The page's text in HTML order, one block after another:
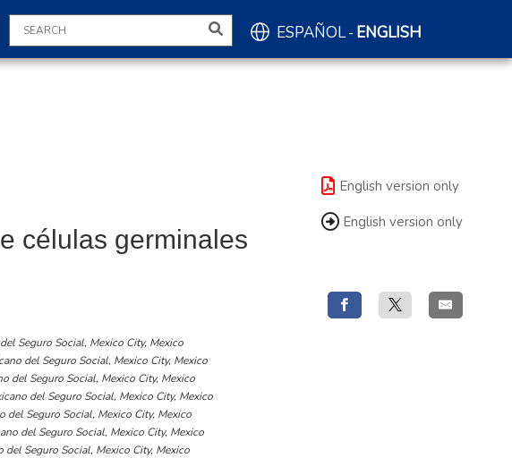
ESPAÑOL- ENGLISH
células germinales
Seguro Social, Mexico City, Mexico
del Seguro Social, Mexico City, Mexico
del Seguro Social, Mexico City, Mexico
del Seguro Social, Mexico City, Mexico
Seguro Social, Mexico City, Mexico
del Seguro Social, Mexico City, Mexico
Seguro Social, Mexico City, Mexico
English version only
English version only